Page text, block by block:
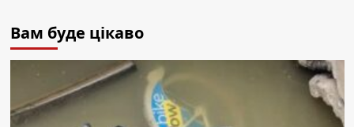
Вам буде цікаво